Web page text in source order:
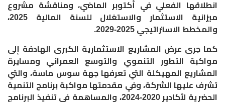
انطلاقها الفعلي في أكتوبر الماضي، ومناقشة مشروع
ميزانية الاستثمار والاستغلال للسنة المالية 2025،
والمخطط الاستراتيجي 2025-2029
.
كما جرى عرض المشاريع الاستثمارية الكبرى الهادفة إلى
مواكبة التطور التنموي والتوسع العمراني ومسايرة
المشاريع المهيكلة التي تعرفها جهة سوس ماسة، والتي
تشرف عليها الشركة، وفي مقدمتها مواكبة برنامج التنمية
الحضرية لأكادير 2020-2024، والمساهمة في تنفيذ البرنامج